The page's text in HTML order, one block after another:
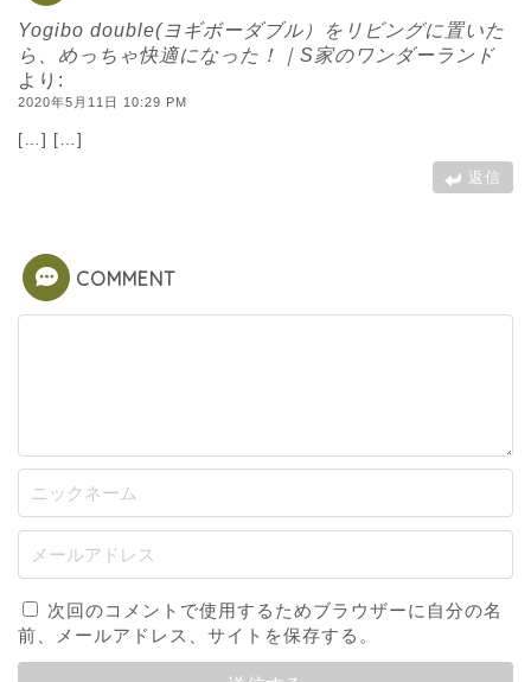
Yogibo double(ヨギボーダブル）をリビングに置いた
ら、めっちゃ快適になった！｜S家のワンダーランド
より:
2020年5月11日 10:29 PM
[…] […]
返信
COMMENT
次回のコメントで使用するためブラウザーに自分の名
前、メールアドレス、サイトを保存する。